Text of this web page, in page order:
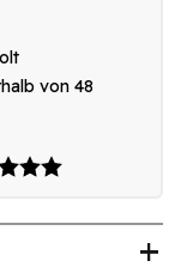
von 48
add